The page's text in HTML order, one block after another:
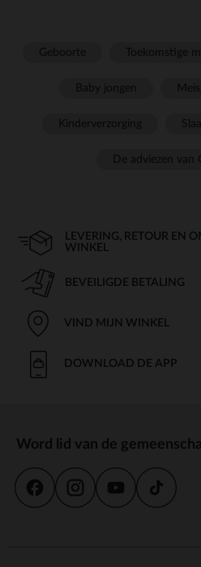
LEVERING, RETOUR EN
WINKEL
BEVEILIGDE BETALING
VIND MIJN WINKEL
DOWNLOAD DE APP
Word lid van de